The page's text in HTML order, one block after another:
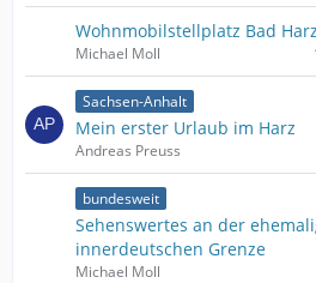
Wohnmobilstellplatz Bad
Michael Moll
Sachsen-Anhalt
Mein erster Urlaub im Harz
Andreas Preuss
bundesweit
Sehenswertes an der
innerdeutschen Grenze
Michael Moll